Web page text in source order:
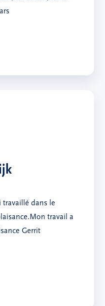
travaillé dans le
travail a
Gerrit